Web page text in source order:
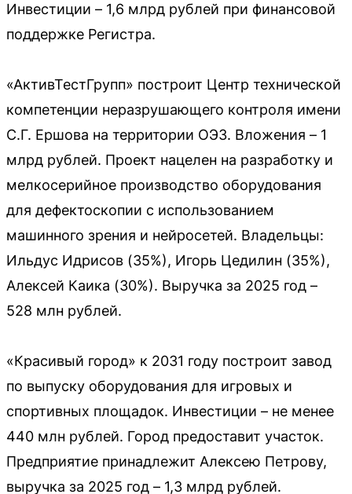
Инвестиции – 1,6 млрд рублей при финансовой
поддержке Регистра.
«АктивТестГрупп» построит Центр технической
компетенции неразрушающего контроля имени
С.Г. Ершова на территории ОЭЗ. Вложения – 1
млрд рублей. Проект нацелен на разработку и
мелкосерийное производство оборудования
для дефектоскопии с использованием
машинного зрения и нейросетей. Владельцы:
Ильдус Идрисов (35%), Игорь Цедилин (35%),
Алексей Каика (30%). Выручка за 2025 год –
528 млн рублей.
«Красивый город» к 2031 году построит завод
по выпуску оборудования для игровых и
спортивных площадок. Инвестиции – не менее
440 млн рублей. Город предоставит участок.
Предприятие принадлежит Алексею Петрову,
выручка за 2025 год – 1,3 млрд рублей.